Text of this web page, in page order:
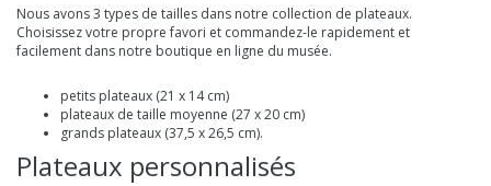
Nous avons 3 types de tailles dans notre collection de plateaux.
Choisissez votre propre favori et commandez-le rapidement et
facilement dans notre boutique en ligne du musée.
petits plateaux (21 x 14 cm)
plateaux de taille moyenne (27 x 20 cm)
grands plateaux (37,5 x 26,5 cm).
Plateaux personnalisés